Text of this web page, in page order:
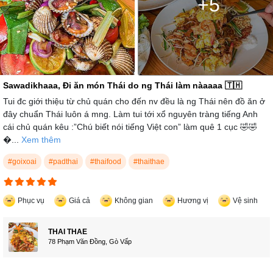
+5
Sawadikhaaa, Đi ăn món Thái do ng Thái làm nàaaaa 🇹🇭
Tui đc giới thiệu từ chủ quán cho đến nv đều là ng Thái nên đồ ăn ở
đây chuẩn Thái luôn á mng. Làm tui tới xổ nguyên tràng tiếng Anh
cái chủ quán kêu :”Chú biết nói tiếng Việt con” làm quê 1 cục 🤣🤣
... Xem thêm
#goixoai #padthai #thaifood #thaithae
Phục vụ Giá cả Không gian Hương vị Vệ sinh
THAI THAE
78 Phạm Văn Đồng, Gò Vấp